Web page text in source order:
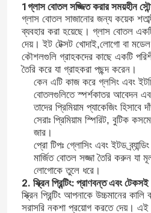
1গ্লাস বোতল সজ্জিত করার সময়হীন
গ্লাস বোতল সাজানোর জন্য কয়েক
ব্যবহার করা হয়েছে। গ্লাস বোতল একটি
দেয়। ইট টেক্সট খোদাই,লোগো বা
কৌশলগুলি গ্রাহকদের কাছে একটি
তৈরি করে যা গ্রাহকরা পছন্দ করেন।
কেন এটি কাজ করে গ্লসিং এবং
বোতলগুলিতে স্পর্শকাতর আবেদন
তাদের প্রিমিয়াম প্যাকেজিং হিসাবে
সেরাঃ প্রিমিয়াম স্পিরিট, বুটিক
জার।
প্রো টিপঃ গ্লোসিং এবং ইটড
মার্জিত বোতল সজ্জা তৈরি করুন যা
লোগোকে তুলে ধরে।
2. স্ক্রিন প্রিন্টিং: প্রাণবন্ত এবং
স্ক্রিন প্রিন্টিং আপনাকে উচ্চমানের
সরাসরি নকশা প্রয়োগ করতে দেয়। এই